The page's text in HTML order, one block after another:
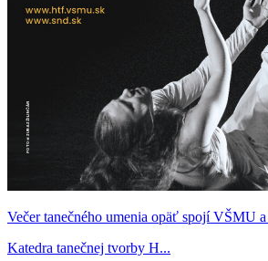
Večer tanečného umenia opäť spojí VŠMU
Katedra tanečnej tvorby H...